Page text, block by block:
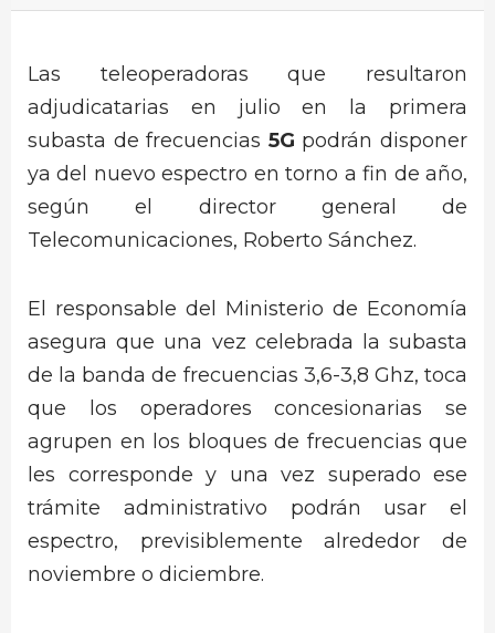
Las teleoperadoras que resultaron
adjudicatarias en julio en la primera
subasta de frecuencias 5G podrán disponer
ya del nuevo espectro en torno a fin de año,
según el director general de
Telecomunicaciones, Roberto Sánchez.
El responsable del Ministerio de Economía
asegura que una vez celebrada la subasta
de la banda de frecuencias 3,6-3,8 Ghz, toca
que los operadores concesionarias se
agrupen en los bloques de frecuencias que
les corresponde y una vez superado ese
trámite administrativo podrán usar el
espectro, previsiblemente alrededor de
noviembre o diciembre.